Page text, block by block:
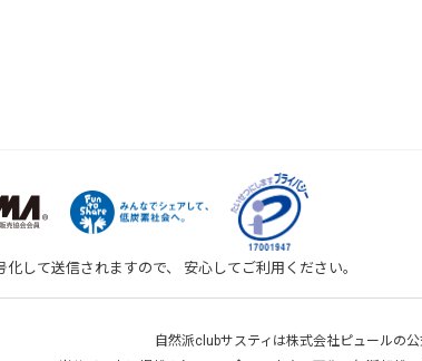
して送信されますので、 安心してご利用ください。
自然派clubサスティは株式会社ピュールの公